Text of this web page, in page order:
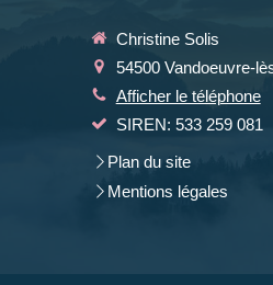
Christine Solis
54500 Vandoeuvre-
Afficher le téléphone
SIREN: 533 259 081
Plan du site
Mentions légales
contrôler la manière dont vos informations sont